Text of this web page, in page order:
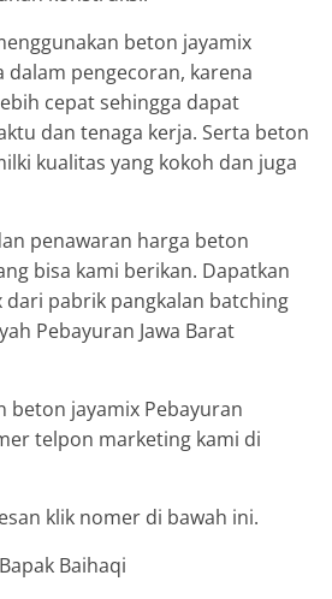
beton jayamix
dalam pengecoran, karena
cepat sehingga dapat
dan tenaga kerja. Serta beton
kualitas yang kokoh dan juga
penawaran harga beton
bisa kami berikan. Dapatkan
dari pabrik pangkalan batching
Pebayuran Jawa Barat
beton jayamix Pebayuran
telpon marketing kami di
klik nomer di bawah ini.
Bapak Baihaqi